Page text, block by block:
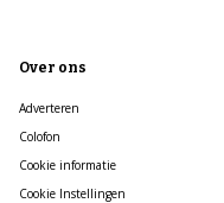
Over ons
Adverteren
Colofon
Cookie informatie
Cookie Instellingen